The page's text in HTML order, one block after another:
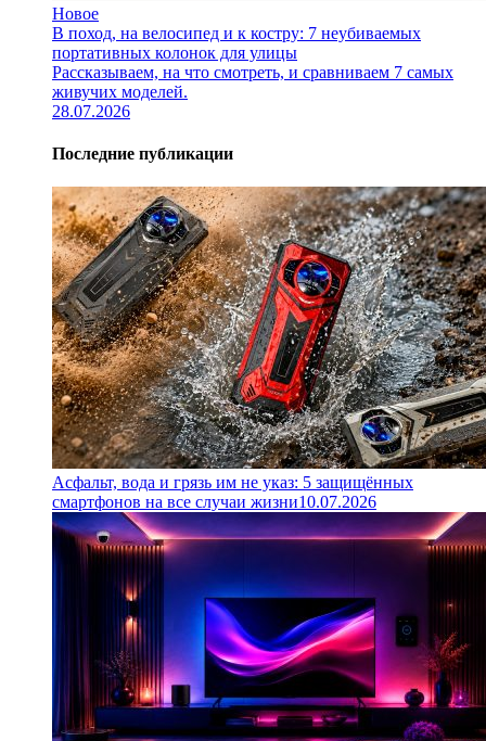
Новое
В поход, на велосипед и к костру: 7 неубиваемых
портативных колонок для улицы
Рассказываем, на что смотреть, и сравниваем 7 самых
живучих моделей.
28.07.2026
Последние публикации
Асфальт, вода и грязь им не указ: 5 защищённых
смартфонов на все случаи жизни10.07.2026